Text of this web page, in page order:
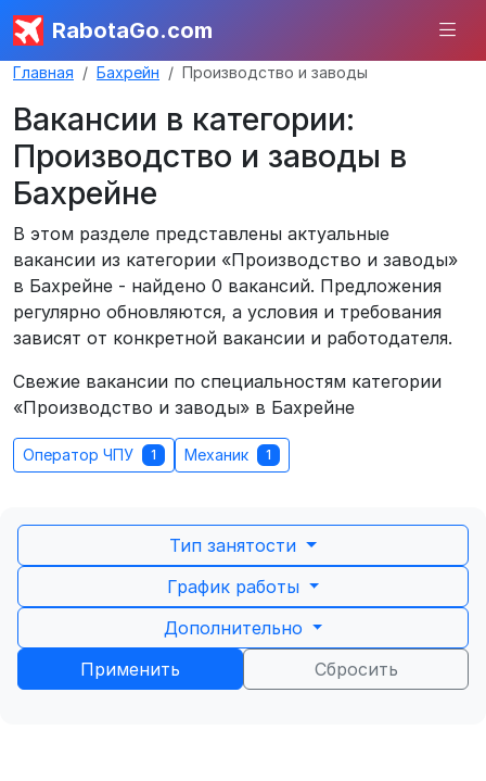
RabotaGo.com
Главная Бахрейн Производство и заводы
Вакансии в категории:
Производство и заводы в
Бахрейне
В этом разделе представлены актуальные
вакансии из категории «Производство и заводы»
в Бахрейне - найдено 0 вакансий. Предложения
регулярно обновляются, а условия и требования
зависят от конкретной вакансии и работодателя.
Свежие вакансии по специальностям категории
«Производство и заводы» в Бахрейне
Оператор ЧПУ 1 Механик 1
Тип занятости
График работы
Дополнительно
Применить
Сбросить